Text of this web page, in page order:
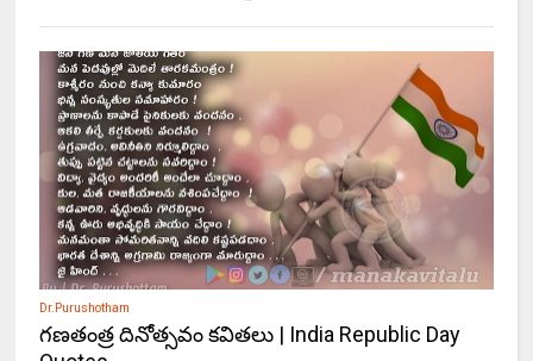
Dr.Purushotham
గణతంత్ర దినోత్సవం కవితలు | India Republic Day